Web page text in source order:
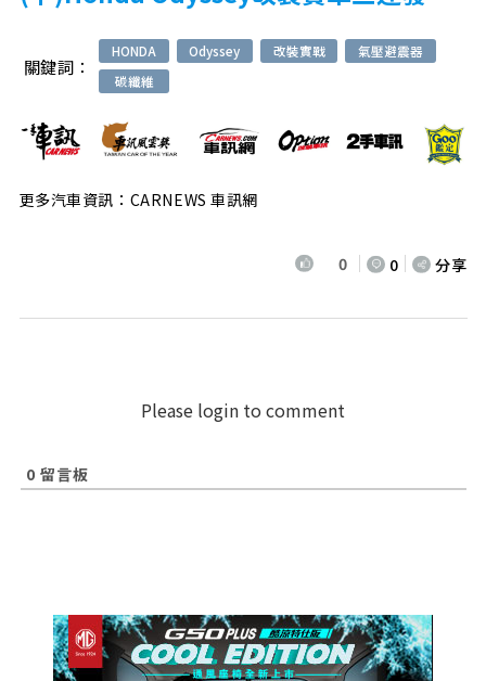
關鍵詞：
HONDA Odyssey 改裝實戰
氣壓避震器
碳纖維
更多汽車資訊：CARNEWS 車訊網
0 0 分享
Please login to comment
0 留言板